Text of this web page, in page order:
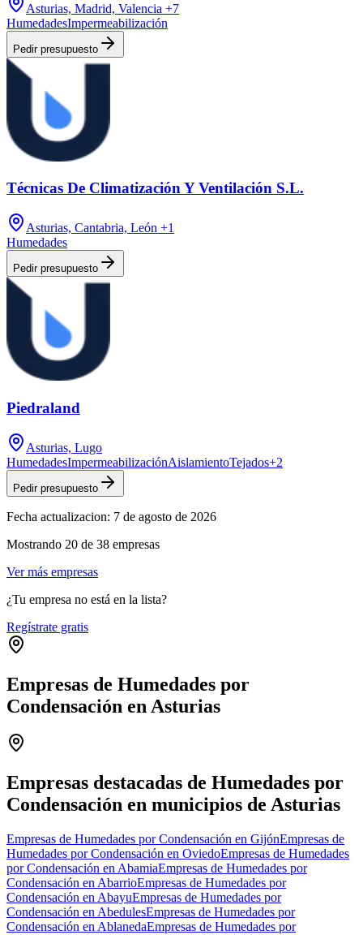
Asturias, Madrid, Valencia +7
HumedadesImpermeabilización
Pedir presupuesto
Técnicas De Climatización Y Ventilación S.L.
Asturias, Cantabria, León +1
Humedades
Pedir presupuesto
Piedraland
Asturias, Lugo
HumedadesImpermeabilizaciónAislamientoTejados+2
Pedir presupuesto
Fecha actualizacion: 7 de agosto de 2026
Mostrando 20 de 38 empresas
Ver más empresas
¿Tu empresa no está en la lista?
Regístrate gratis
Empresas de Humedades por
Condensación en Asturias
−
Empresas destacadas de Humedades por
Condensación en municipios de Asturias
Empresas de Humedades por Condensación en GijónEmpresas de
Humedades por Condensación en OviedoEmpresas de Humedades
por Condensación en AbamiaEmpresas de Humedades por
Condensación en AbarrioEmpresas de Humedades por
Condensación en AbayuEmpresas de Humedades por
Condensación en AbedulesEmpresas de Humedades por
Condensación en AblanedaEmpresas de Humedades por